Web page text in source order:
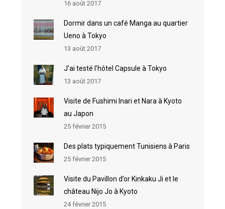
16 août 2017
Dormir dans un café Manga au quartier
Ueno à Tokyo
13 août 2017
J’ai testé l’hôtel Capsule à Tokyo
13 août 2017
Visite de Fushimi Inari et Nara à Kyoto
au Japon
25 février 2015
Des plats typiquement Tunisiens à Paris
25 février 2015
Visite du Pavillon d’or Kinkaku Ji et le
château Nijo Jo à Kyoto
24 février 2015